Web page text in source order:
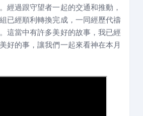
經過跟守望者一起的交通和推動，
已經順利轉換完成，一同經歷代禱
這當中有許多美好的故事，我已經
好的事，讓我們一起來看神在本月